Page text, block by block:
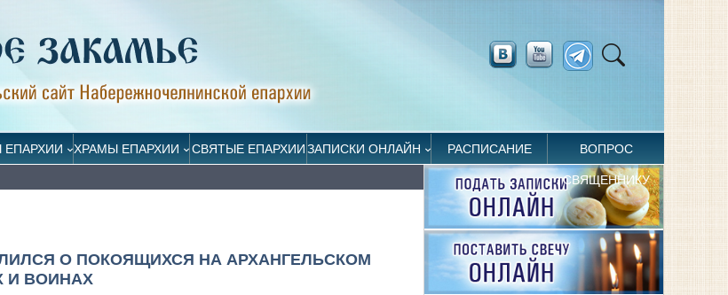
ЕПАРХИИ ХРАМЫ ЕПАРХИИ СВЯТЫЕ ЕПАРХИИЗАПИСКИ ОНЛАЙН РАСПИСАНИЕ ВОПРОС
СВЯЩЕННИКУ
О ПОКОЯЩИХСЯ НА АРХАНГЕЛЬСКОМ
И ВОИНАХ